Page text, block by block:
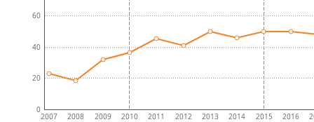
2007 2008 2009 2010 2011 2012 2013 2014 2015 2016
0
20
40
60